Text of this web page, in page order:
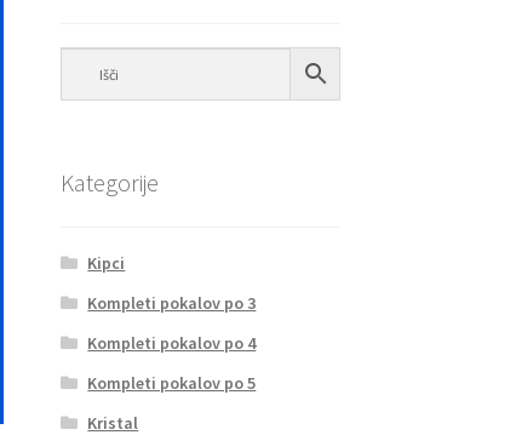
Kategorije
Kipci
Kompleti pokalov po 3
Kompleti pokalov po 4
Kompleti pokalov po 5
Kristal